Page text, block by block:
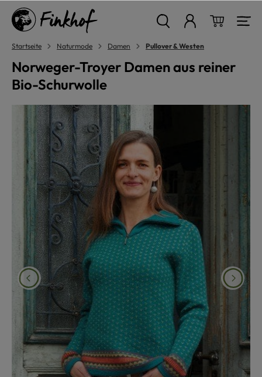
springen
Startseite Naturmode Damen Pullover & Westen
Norweger-Troyer Damen aus reiner
Bio-Schurwolle
Bildergalerie überspringen